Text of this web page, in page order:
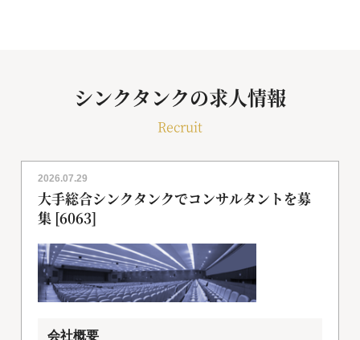
シンクタンクの求人情報
Recruit
2026.07.29
大手総合シンクタンクでコンサルタントを募
集 [6063]
会社概要